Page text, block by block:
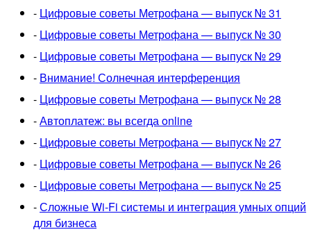
- Цифровые советы Метрофана — выпуск № 31
- Цифровые советы Метрофана — выпуск № 30
- Цифровые советы Метрофана — выпуск № 29
- Внимание! Солнечная интерференция
- Цифровые советы Метрофана — выпуск № 28
-Автоплатеж: вы всегда online
- Цифровые советы Метрофана — выпуск № 27
- Цифровые советы Метрофана — выпуск № 26
- Цифровые советы Метрофана — выпуск № 25
-Сложные Wi-Fi системы и интеграция умных опций
для бизнеса